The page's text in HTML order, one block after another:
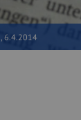
6.4.2014